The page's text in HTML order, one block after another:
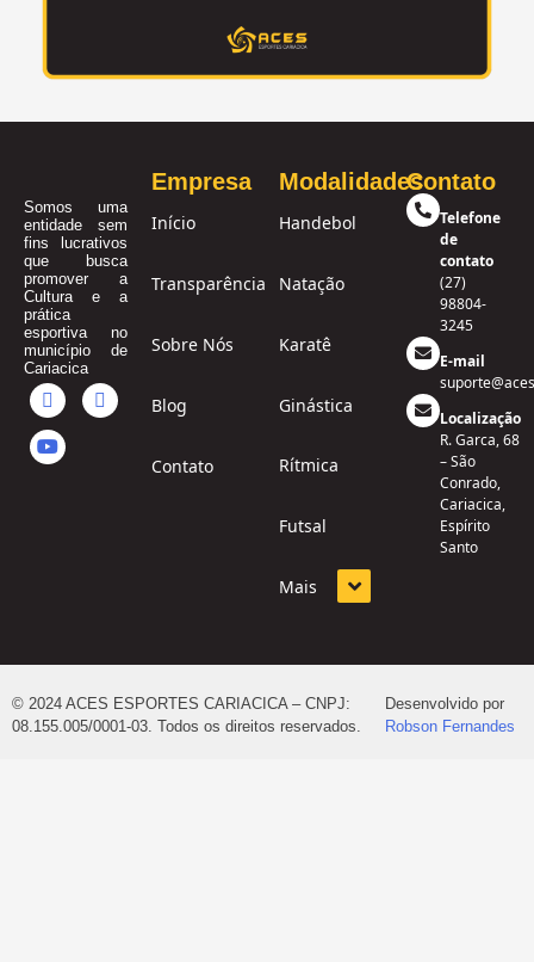
Somos uma
entidade sem
fins lucrativos
que busca
promover a
Cultura e a
prática
esportiva no
município de
Cariacica
Empresa
Início
Transparência
Sobre Nós
Blog
Contato
Modalidades
Handebol
Natação
Karatê
Ginástica
Rítmica
Futsal
Mais
Contato
Telefone
de
contato
(27)
98804-
3245
E-mail
Localização
R. Garca, 68
– São
Conrado,
Cariacica,
Espírito
Santo
© 2024 ACES ESPORTES CARIACICA – CNPJ:
08.155.005/0001-03. Todos os direitos reservados.
Desenvolvido por
Robson Fernandes